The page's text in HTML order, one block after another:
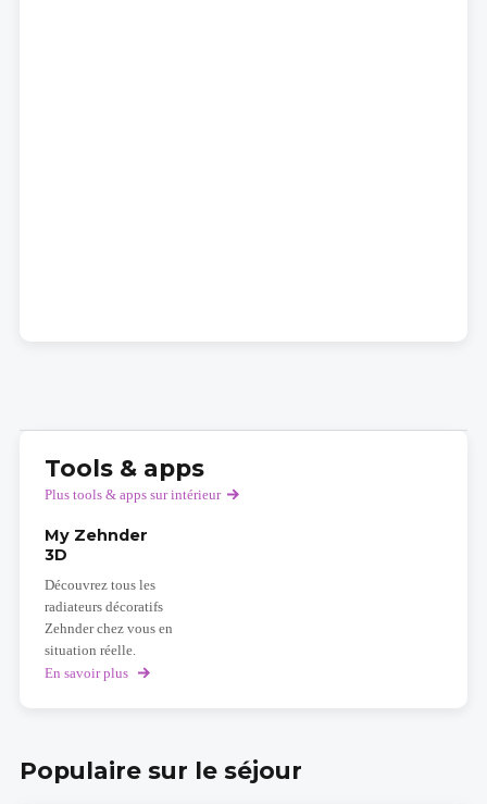
Tools & apps
Plus tools & apps sur intérieur
My Zehnder
3D
Découvrez tous les
radiateurs décoratifs
Zehnder chez vous en
situation réelle.
En savoir plus
sur
Populaire sur le séjour